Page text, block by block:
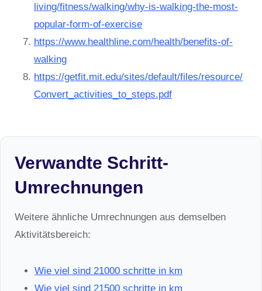
living/fitness/walking/why-is-walking-the-most-
popular-form-of-exercise
https://www.healthline.com/health/benefits-of-
walking
https://getfit.mit.edu/sites/default/files/resource/
Convert_activities_to_steps.pdf
Verwandte Schritt-
Umrechnungen
Weitere ähnliche Umrechnungen aus demselben
Aktivitätsbereich:
Wie viel sind 21000 schritte in km
Wie viel sind 21500 schritte in km